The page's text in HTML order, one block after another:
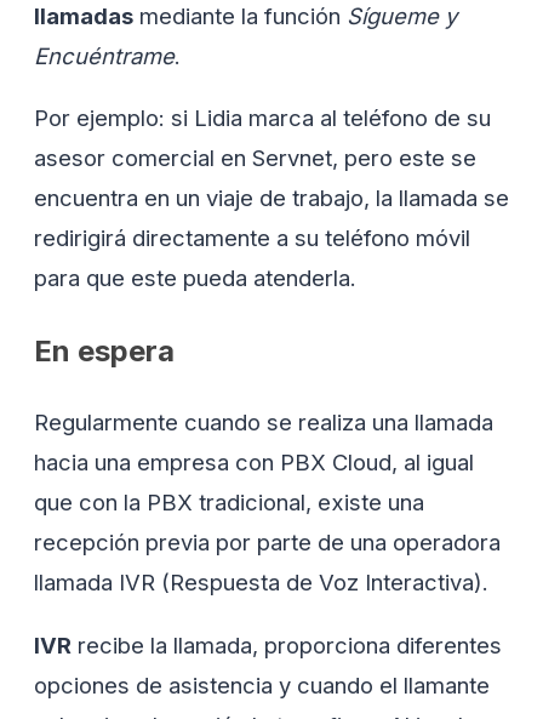
llamadas mediante la función Sígueme y
Encuéntrame.
Por ejemplo: si Lidia marca al teléfono de su
asesor comercial en Servnet, pero este se
encuentra en un viaje de trabajo, la llamada se
redirigirá directamente a su teléfono móvil
para que este pueda atenderla.
En espera
Regularmente cuando se realiza una llamada
hacia una empresa con PBX Cloud, al igual
que con la PBX tradicional, existe una
recepción previa por parte de una operadora
llamada IVR (Respuesta de Voz Interactiva).
IVR recibe la llamada, proporciona diferentes
opciones de asistencia y cuando el llamante